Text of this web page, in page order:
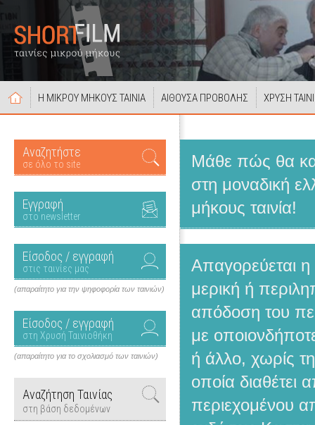
Η ΜΙΚΡΟΥ ΜΗΚΟΥΣ ΤΑΙΝΙΑ ΑΙΘΟΥΣΑ ΠΡΟΒΟΛΗΣ ΧΡΥΣΗ
Αναζητήστε
σε όλο το site
Εγγραφή
στο newsletter
Είσοδος / εγγραφή
στις ταινίες μας
(απαραίτητο για την ψηφοφορία των ταινιών)
Είσοδος / εγγραφή
στη Χρυσή Ταινιοθήκη
(απαραίτητο για το σχολιασμό των ταινιών)
Αναζήτηση Ταινίας
στη βάση δεδομένων
Μάθε πώς θα
στη μοναδική
μήκους ταινία!
Απαγορεύεται
μερική ή
απόδοση του
με
ή άλλο, χωρίς
οποία διαθέτει
περιεχομένου